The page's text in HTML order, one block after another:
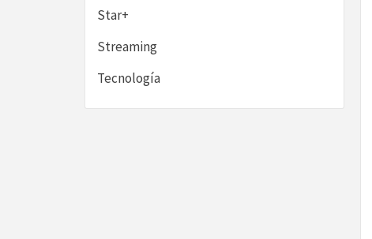
Star+
Streaming
Tecnología